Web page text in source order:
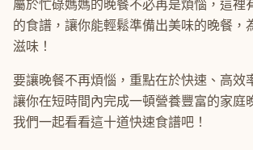
屬於忙碌媽媽的晚餐不必再是煩惱，這裡
的食譜，讓你能輕鬆準備出美味的晚餐，
滋味！
要讓晚餐不再煩惱，重點在於快速、高效
讓你在短時間內完成一頓營養豐富的家庭
我們一起看看這十道快速食譜吧！